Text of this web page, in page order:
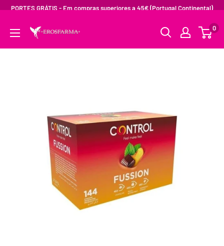
PORTES GRÁTIS - Em compras superiores a 45€ (Portugal Continental)
0